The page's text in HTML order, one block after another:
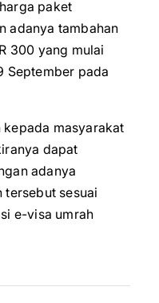
paket
adanya tambahan
300 yang mulai
September pada
masyarakat
dapat
adanya
tersebut sesuai
e-visa umrah